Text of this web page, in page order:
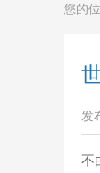
您的
发
不